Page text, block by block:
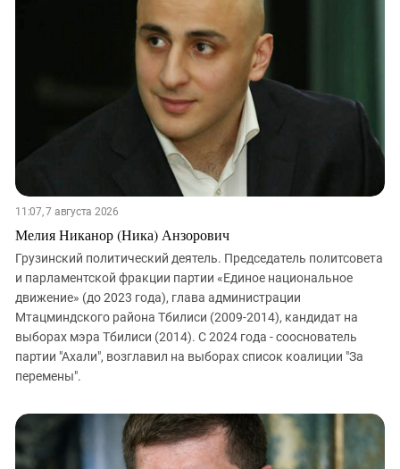
ЗАСТАВЛЯЕТ
КАВКАЗ ЗА ПАЛЕСТИНУ
ИНАКОМЫСЛИЕ В ЧЕЧНЕ
ПРЕСЛЕДОВАНИЕ АКТИВИСТОВ
МОБИЛИЗАЦИЯ И ПРОТЕСТЫ
Кабардино-Балкария
Карачаево-Черкесия
Краснодарский край
Российская Федерация
Ростовская область
Северная Осетия - Алания
СКФО
Ставропольский край
Чечня
Южная Осетия
ЮФО
11:07, 7 августа 2026
Мелия Никанор (Ника) Анзорович
Грузинский политический деятель. Председатель политсовета
и парламентской фракции партии «Единое национальное
движение» (до 2023 года), глава администрации
Мтацминдского района Тбилиси (2009-2014), кандидат на
выборах мэра Тбилиси (2014). С 2024 года - сооснователь
партии "Ахали", возглавил на выборах список коалиции "За
перемены".